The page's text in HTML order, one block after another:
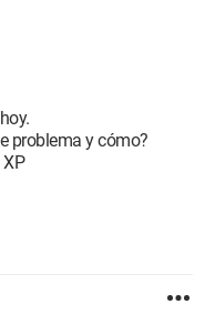
problema y cómo?